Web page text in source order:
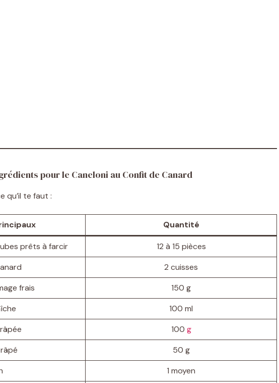
pour le Caneloni au Confit de Canard
qu’il te faut :
Quantité
prêts à farcir
12 à 15 pièces
2 cuisses
frais
150 g
100 ml
100 g
50 g
1 moyen